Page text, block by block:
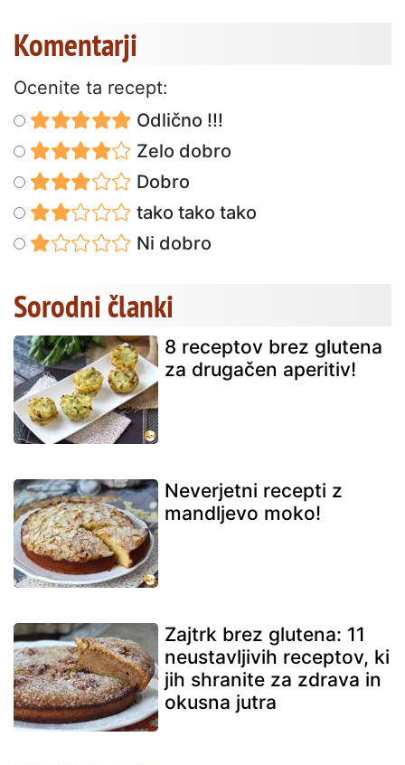
Komentarji
Ocenite ta recept:
Odlično !!!
Zelo dobro
Dobro
tako tako tako
Ni dobro
Sorodni članki
8 receptov brez glutena
za drugačen aperitiv!
Neverjetni recepti z
mandljevo moko!
Zajtrk brez glutena: 11
neustavljivih receptov, ki
jih shranite za zdrava in
okusna jutra